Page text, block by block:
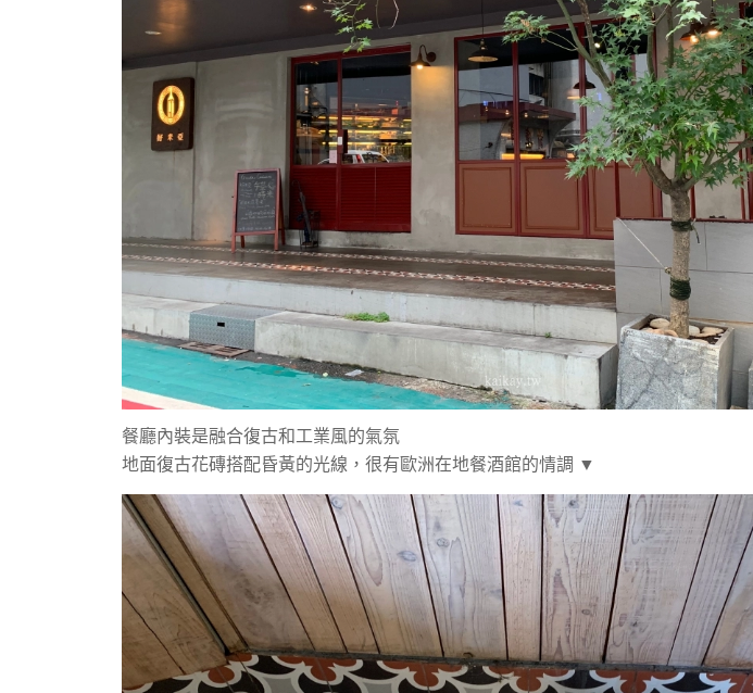
餐廳內裝是融合復古和工業風的氣氛
地面復古花磚搭配昏黃的光線， 很有歐洲在地餐酒館的情調 ▼